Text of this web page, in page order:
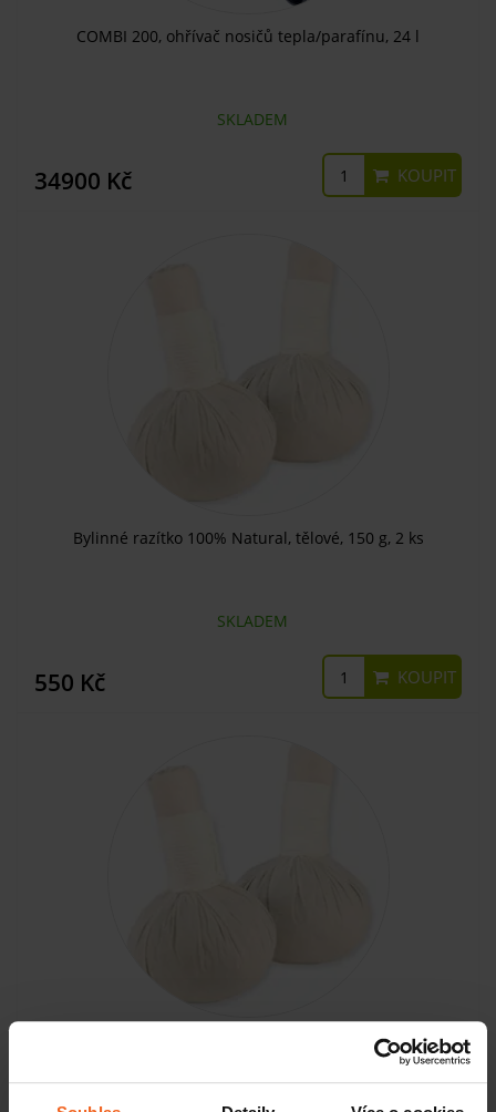
COMBI 200, ohřívač nosičů tepla/parafínu, 24 l
SKLADEM
34900 Kč KOUPIT
Bylinné razítko 100% Natural, tělové, 150 g, 2 ks
SKLADEM
550 Kč KOUPIT
Bylinné razítko 100% Natural, tělové, 150 g,10 ks